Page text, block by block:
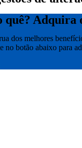
quê? Adquira
dos melhores
no botão abaixo para